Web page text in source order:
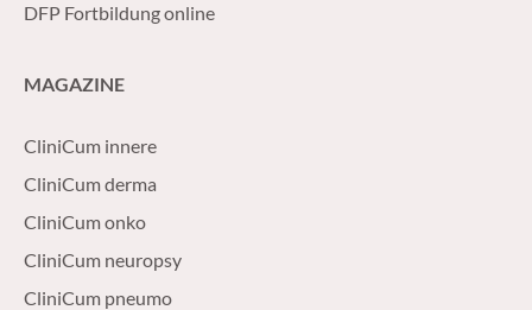
DFP Fortbildung online
MAGAZINE
CliniCum innere
CliniCum derma
CliniCum onko
CliniCum neuropsy
CliniCum pneumo